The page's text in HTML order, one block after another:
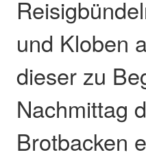
und Kloben
dieser zu
Nachmittag
Brotbacken